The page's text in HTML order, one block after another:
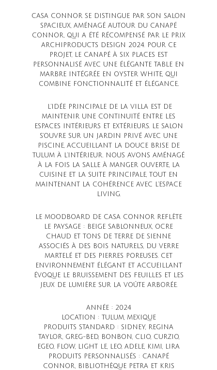
CASA CONNOR SE DISTINGUE PAR SON SALON
SPACIEUX, AMÉNAGÉ AUTOUR DU CANAPÉ
CONNOR, QUI A ÉTÉ RÉCOMPENSÉ PAR LE PRIX
ARCHIPRODUCTS DESIGN 2024. POUR CE
PROJET, LE CANAPÉ À SIX PLACES EST
PERSONNALISÉ AVEC UNE ÉLÉGANTE TABLE EN
MARBRE INTÉGRÉE EN OYSTER WHITE, QUI
COMBINE FONCTIONNALITÉ ET ÉLÉGANCE..
L’IDÉE PRINCIPALE DE LA VILLA EST DE
MAINTENIR UNE CONTINUITÉ ENTRE LES
ESPACES INTÉRIEURS ET EXTÉRIEURS. LE SALON
S’OUVRE SUR UN JARDIN PRIVÉ AVEC UNE
PISCINE, ACCUEILLANT LA DOUCE BRISE DE
TULUM À L’INTÉRIEUR. NOUS AVONS AMÉNAGÉ
À LA FOIS LA SALLE À MANGER OUVERTE, LA
CUISINE ET LA SUITE PRINCIPALE, TOUT EN
MAINTENANT LA COHÉRENCE AVEC L’ESPACE
LIVING.
LE MOODBOARD DE CASA CONNOR REFLÈTE
LE PAYSAGE : BEIGE SABLONNEUX, OCRE
CHAUD ET TONS DE TERRE DE SIENNE
ASSOCIÉS À DES BOIS NATURELS, DU VERRE
MARTELÉ ET DES PIERRES POREUSES. CET
ENVIRONNEMENT ÉLÉGANT ET ACCUEILLANT
ÉVOQUE LE BRUISSEMENT DES FEUILLES ET LES
JEUX DE LUMIÈRE SUR LA VOÛTE ARBORÉE.
ANNÉE : 2024
LOCATION : TULUM, MEXIQUE
PRODUITS STANDARD : SIDNEY, REGINA
TAYLOR, GREG-BED, BONBON, CLIO, CURZIO,
EGEO, FLOW, LIGHT LE, LEO, ADELE, KIMI, LIRA
PRODUITS PERSONNALISÉS : CANAPÉ
CONNOR, BIBLIOTHÈQUE PETRA ET KRIS